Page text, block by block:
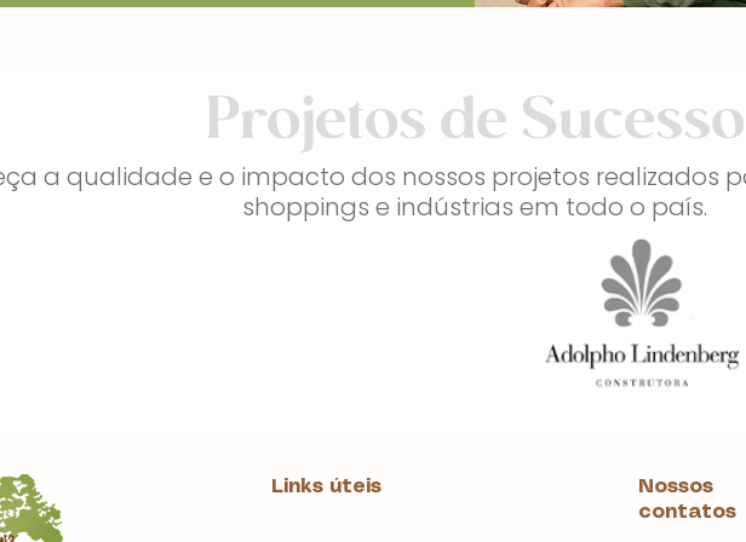
Projetos de Sucesso
a qualidade e o impacto dos nossos projetos realizados
shoppings e indústrias em todo o país.
Links úteis
Nossos
contatos